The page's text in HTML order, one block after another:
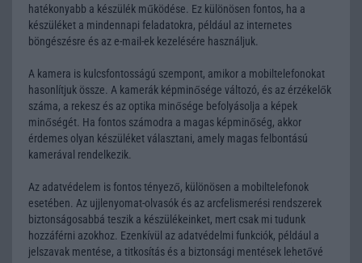
hatékonyabb a készülék működése. Ez különösen fontos, ha a
készüléket a mindennapi feladatokra, például az internetes
böngészésre és az e-mail-ek kezelésére használjuk.
A kamera is kulcsfontosságú szempont, amikor a mobiltelefonokat
hasonlítjuk össze. A kamerák képminősége változó, és az érzékelők
száma, a rekesz és az optika minősége befolyásolja a képek
minőségét. Ha fontos számodra a magas képminőség, akkor
érdemes olyan készüléket választani, amely magas felbontású
kamerával rendelkezik.
Az adatvédelem is fontos tényező, különösen a mobiltelefonok
esetében. Az ujjlenyomat-olvasók és az arcfelismerési rendszerek
biztonságosabbá teszik a készülékeinket, mert csak mi tudunk
hozzáférni azokhoz. Ezenkívül az adatvédelmi funkciók, például a
jelszavak mentése, a titkosítás és a biztonsági mentések lehetővé